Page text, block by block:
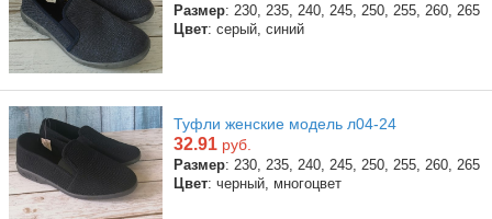
Размер: 230, 235, 240, 245, 250, 255, 260, 265
Цвет: серый, синий
Туфли женские модель л04-24
32.91 руб.
Размер: 230, 235, 240, 245, 250, 255, 260, 265
Цвет: черный, многоцвет